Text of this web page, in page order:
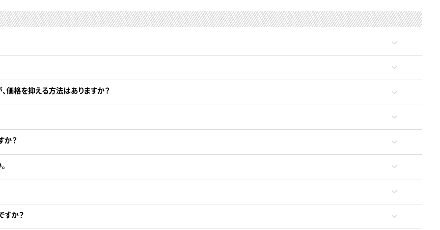
価格を抑える方法はありますか？
か？
すか？